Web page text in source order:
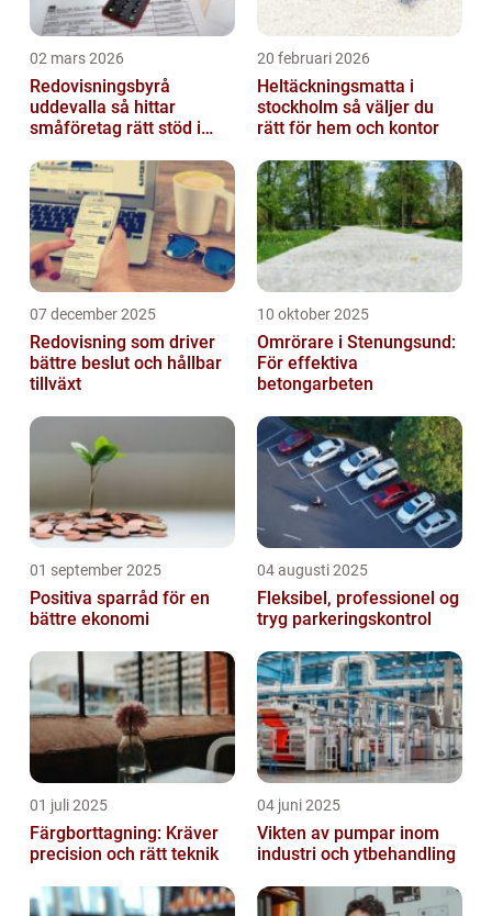
02 mars 2026
Redovisningsbyrå
uddevalla så hittar
småföretag rätt stöd i
20 februari 2026
Heltäckningsmatta i
stockholm så väljer du
rätt för hem och kontor
07 december 2025
Redovisning som driver
bättre beslut och hållbar
tillväxt
10 oktober 2025
Omrörare i Stenungsund:
För effektiva
betongarbeten
01 september 2025
Positiva sparråd för en
bättre ekonomi
04 augusti 2025
Fleksibel, professionel og
tryg parkeringskontrol
01 juli 2025
Färgborttagning: Kräver
precision och rätt teknik
04 juni 2025
Vikten av pumpar inom
industri och ytbehandling